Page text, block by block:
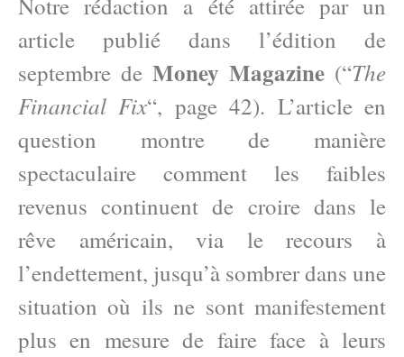
article publié dans l’édition de
septembre de Money Magazine (“The
Financial Fix“, page 42). L’article en
question montre de manière
spectaculaire comment les faibles
revenus continuent de croire dans le
rêve américain, via le recours à
l’endettement, jusqu’à sombrer dans une
situation où ils ne sont manifestement
plus en mesure de faire face à leurs